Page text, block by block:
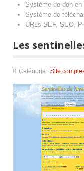
Système de don
Système de
URLs SEF, SEO,
Les
Catégorie : Site